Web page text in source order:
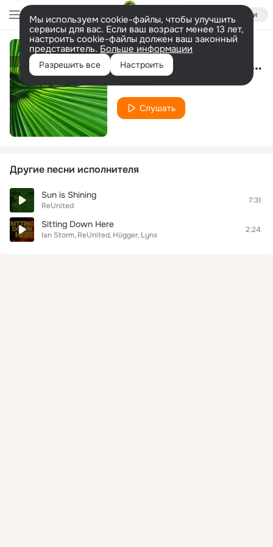
Войти
Мы используем cookie-файлы, чтобы улучшить
сервисы для вас. Если ваш возраст менее 13 лет,
настроить cookie-файлы должен ваш законный
представитель. Больше информации
Разрешить все Настроить Luka (OBE Chill out Mix)
Слушать
Другие песни исполнителя
Sun is Shining
ReUnited
7:31
Sitting Down Here
Ian Storm ReUnited Hügger Lynx
2:24